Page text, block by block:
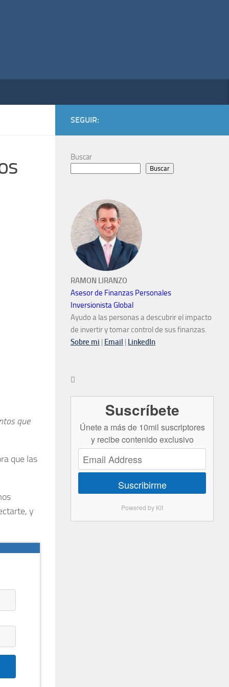
que
que las
y
SEGUIR:
Buscar
Buscar
RAMON LIRANZO
Asesor de Finanzas Personales
Inversionista Global
Ayudo a las personas a descubrir el impacto
de invertir y tomar control de sus finanzas.
Sobre mi | Email | LinkedIn

Suscríbete
Únete a más de 10mil suscriptores
y recibe contenido exclusivo
Suscribirme
Powered by Kit